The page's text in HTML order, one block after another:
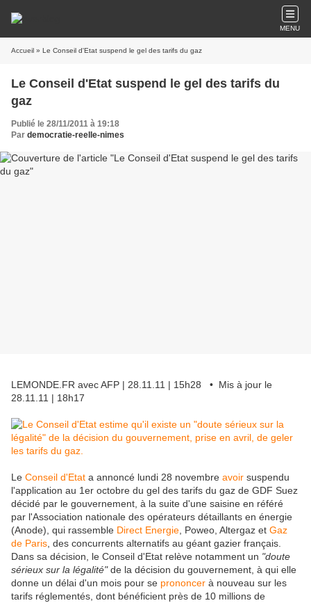
MENU
Accueil » Le Conseil d'Etat suspend le gel des tarifs du gaz
Le Conseil d'Etat suspend le gel des tarifs du
gaz
Publié le 28/11/2011 à 19:18
Par democratie-reelle-nimes
LEMONDE.FR avec AFP | 28.11.11 | 15h28 • Mis à jour le
28.11.11 | 18h17
Le Conseil d'Etat a annoncé lundi 28 novembre avoir suspendu
l'application au 1er octobre du gel des tarifs du gaz de GDF Suez
décidé par le gouvernement, à la suite d'une saisine en référé
par l'Association nationale des opérateurs détaillants en énergie
(Anode), qui rassemble Direct Energie , Poweo, Altergaz et Gaz
de Paris , des concurrents alternatifs au géant gazier français.
Dans sa décision, le Conseil d'Etat relève notamment un "doute
sérieux sur la légalité"de la décision du gouvernement, à qui elle
donne un délai d'un mois pour se prononcer à nouveau sur les
tarifs réglementés, dont bénéficient près de 10 millions de